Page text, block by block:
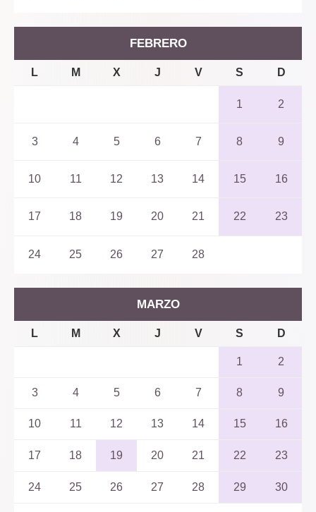
FEBRERO
L M X J V S D
1 2
3 4 5 6 7 8 9
10 11 12 13 14 15 16
17 18 19 20 21 22 23
24 25 26 27 28
MARZO
L M X J V S D
1 2
3 4 5 6 7 8 9
10 11 12 13 14 15 16
17 18 19 20 21 22 23
24 25 26 27 28 29 30